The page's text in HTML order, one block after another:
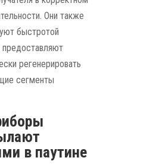
Они также
быстротой
предоставляют
регенерировать
сегменты
в паутине